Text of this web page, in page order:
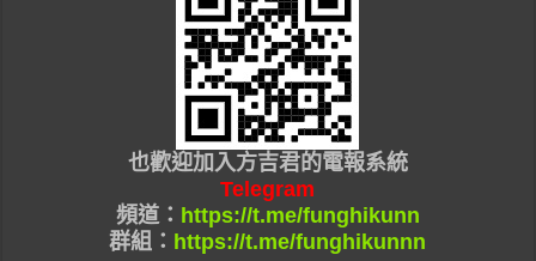
也歡迎加入方吉君的電報系統
Telegram
頻道： https://t.me/funghikunn
群組： https://t.me/funghikunnn